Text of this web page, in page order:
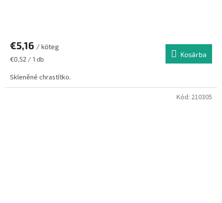
€5,16 / köteg
Egységár:
€0,52 / 1 db
Kosárba
Skleněné chrastítko.
Kód: 210305